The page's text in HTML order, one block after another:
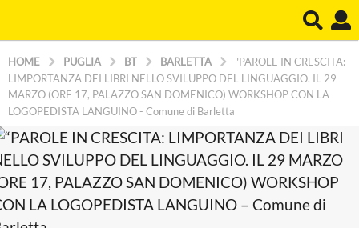
HOME PUGLIA BT BARLETTA
"PAROLE IN CRESCITA:
LIMPORTANZA DEI LIBRI NELLO SVILUPPO DEL LINGUAGGIO. IL 29
MARZO (ORE 17, PALAZZO SAN DOMENICO) WORKSHOP CON LA
LOGOPEDISTA LANGUINO - Comune di Barletta